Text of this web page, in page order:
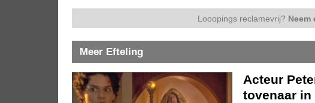
Looopings reclamevrij? Neem
Meer Efteling
Acteur
tovenaar